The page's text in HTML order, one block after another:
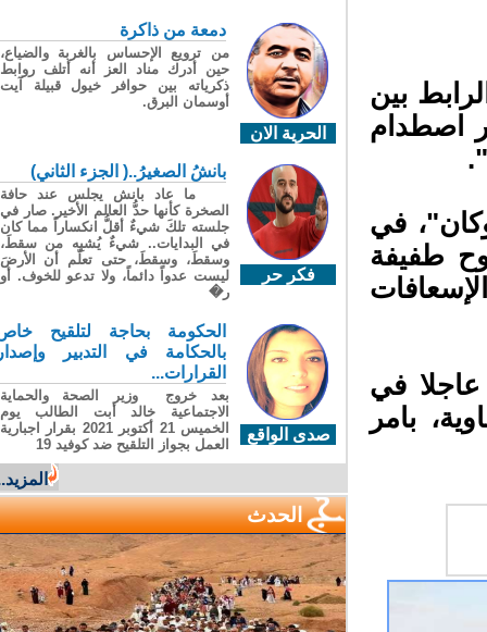
الرابط بين
اصطدام
، في
طفيفة
في
بامر
الحرية الان
دمعة من ذاكرة
من ترويع الإحساس بالغربة والضياع،
حين أدرك مناد العز أنه أتلف روابط
ذكرياته بين حوافر خيول قبيلة آيت
أوسمان البرق.
فكر حر
بانشُ الصغيرُ..( الجزء الثاني)
ما عاد بانش يجلس عند حافة
الصخرة كأنها حدُّ العالم الأخير. صار في
جلسته تلكَ شيءٌ أقلُّ انكساراً مما كان
في البدايات.. شيءٌ يُشبِه من سقطَ،
وسقطَ، وسقطَ، حتى تعلّم أن الأرضَ
ليست عدواً دائماً، ولا تدعو للخوف. أو
ر�
صدى الواقع
الحكومة بحاجة لتلقيح خاص
بالحكامة في التدبير وإصدار
القرارات...
بعد خروج وزير الصحة والحماية
الاجتماعية خالد أبت الطالب يوم
الخميس 21 أكتوبر 2021 بقرار اجبارية
العمل بجواز التلقيح ضد كوفيد 19
المزيد...
الحدث